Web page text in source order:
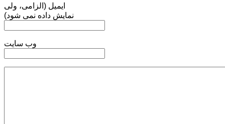
ایمیل (الزامی، ولی
نمایش داده نمی شود)
وب سایت